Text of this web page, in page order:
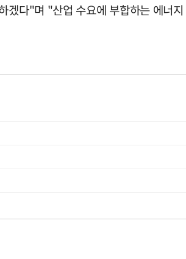
겠다"며 "산업 수요에 부합하는 에너